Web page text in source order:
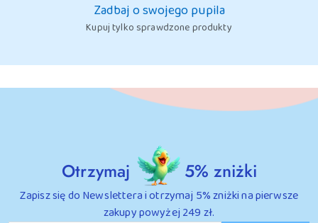
Zadbaj o swojego pupila
Kupuj tylko sprawdzone produkty
Otrzymaj 5% zniżki
Zapisz się do Newslettera i otrzymaj 5% zniżki na pierwsze
zakupy powyżej 249 zł.